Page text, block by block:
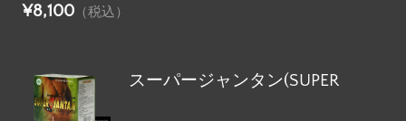
¥8,100 （税込）
スーパージャンタン(SUPER